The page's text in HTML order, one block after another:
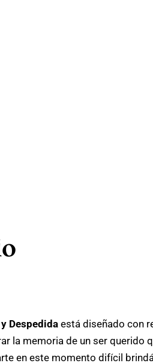
Despedida está diseñado con
la memoria de un ser querido
en este momento difícil